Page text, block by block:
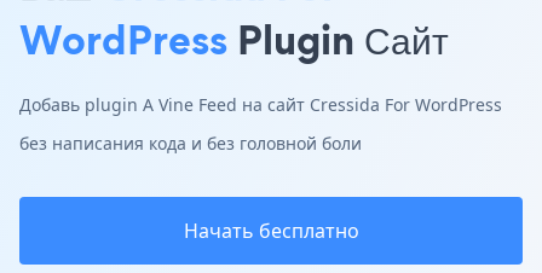
WordPress Plugin Сайт
Добавь plugin A Vine Feed на сайт Cressida For WordPress
без написания кода и без головной боли
Начать бесплатно